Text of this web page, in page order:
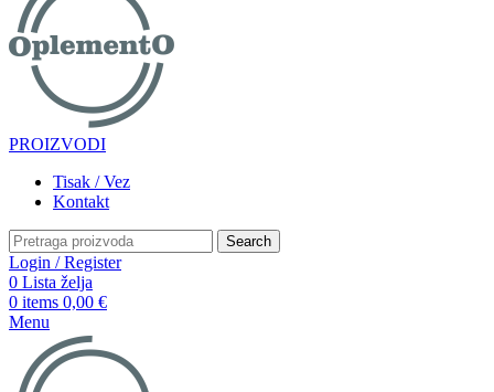
PROIZVODI
Tisak / Vez
Kontakt
Search
Login / Register
0 Lista želja
0 items 0,00 €
Menu